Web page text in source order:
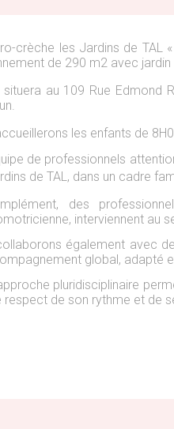
crèche les Jardins de TAL
de 290 m2 avec
situera au 109 Rue Edmond
les enfants de
de professionnels
de TAL, dans un cadre
des
interviennent au
également avec
global, adapté
pluridisciplinaire
respect de son rythme et de